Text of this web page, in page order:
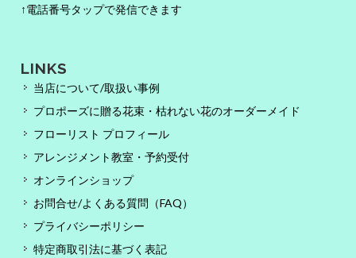
↑電話番号タップで発信できます
LINKS
当店について/取扱い事例
プロポーズに贈る花束・枯れない花のオーダーメイド
フローリスト プロフィール
アレンジメント教室・予約受付
オンラインショップ
お問合せ/よくある質問（FAQ）
プライバシーポリシー
特定商取引法に基づく表記